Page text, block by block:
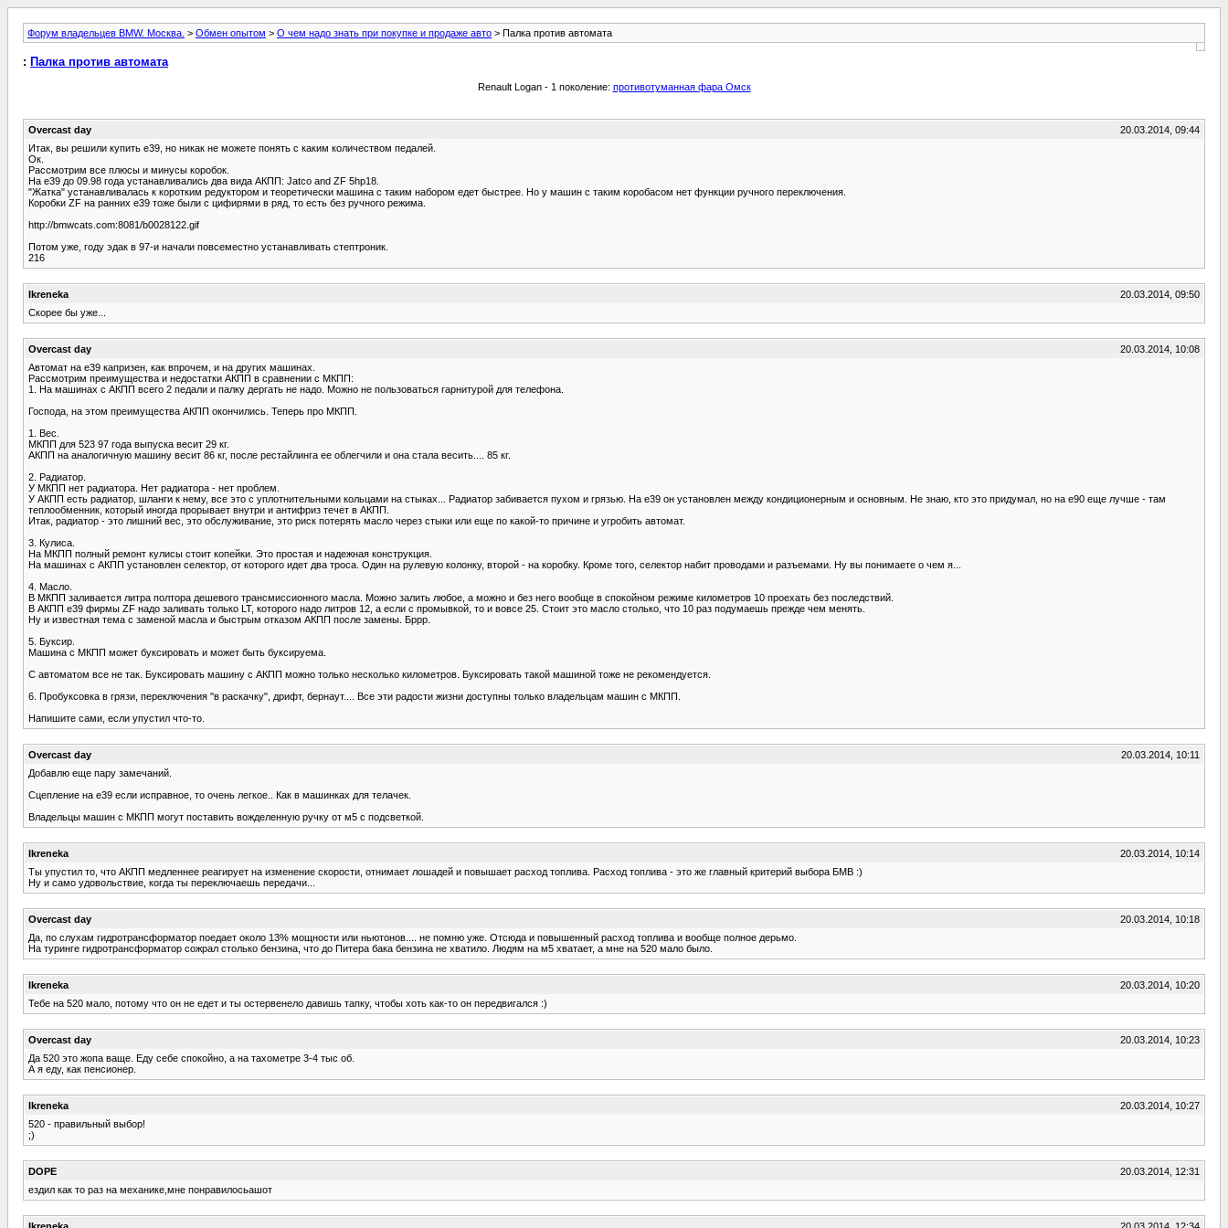
Форум владельцев BMW. Москва. > Обмен опытом > О чем надо знать при покупке и продаже авто > Палка против автомата
: Палка против автомата
Renault Logan - 1 поколение: противотуманная фара Омск
Overcast day
20.03.2014, 09:44
Итак, вы решили купить е39, но никак не можете понять с каким количеством педалей.
Ок.
Рассмотрим все плюсы и минусы коробок.
На е39 до 09.98 года устанавливались два вида АКПП: Jatco and ZF 5hp18.
"Жатка" устанавливалась к коротким редуктором и теоретически машина с таким набором едет быстрее. Но у машин с таким коробасом нет функции ручного переключения.
Коробки ZF на ранних е39 тоже были с цифирями в ряд, то есть без ручного режима.
http://bmwcats.com:8081/b0028122.gif
Потом уже, году эдак в 97-и начали повсеместно устанавливать стептроник.
216
Ikreneka
20.03.2014, 09:50
Скорее бы уже...
Overcast day
20.03.2014, 10:08
Автомат на е39 капризен, как впрочем, и на других машинах.
Рассмотрим преимущества и недостатки АКПП в сравнении с МКПП:
1. На машинах с АКПП всего 2 педали и палку дергать не надо. Можно не пользоваться гарнитурой для телефона.
Господа, на этом преимущества АКПП окончились. Теперь про МКПП.
1. Вес.
МКПП для 523 97 года выпуска весит 29 кг.
АКПП на аналогичную машину весит 86 кг, после рестайлинга ее облегчили и она стала весить.... 85 кг.
2. Радиатор.
У МКПП нет радиатора. Нет радиатора - нет проблем.
У АКПП есть радиатор, шланги к нему, все это с уплотнительными кольцами на стыках... Радиатор забивается пухом и грязью. На е39 он установлен между кондиционерным и основным. Не знаю, кто это придумал, но на е90 еще лучше - там
теплообменник, который иногда прорывает внутри и антифриз течет в АКПП.
Итак, радиатор - это лишний вес, это обслуживание, это риск потерять масло через стыки или еще по какой-то причине и угробить автомат.
3. Кулиса.
На МКПП полный ремонт кулисы стоит копейки. Это простая и надежная конструкция.
На машинах с АКПП установлен селектор, от которого идет два троса. Один на рулевую колонку, второй - на коробку. Кроме того, селектор набит проводами и разъемами. Ну вы понимаете о чем я...
4. Масло.
В МКПП заливается литра полтора дешевого трансмиссионного масла. Можно залить любое, а можно и без него вообще в спокойном режиме километров 10 проехать без последствий.
В АКПП е39 фирмы ZF надо заливать только LT, которого надо литров 12, а если с промывкой, то и вовсе 25. Стоит это масло столько, что 10 раз подумаешь прежде чем менять.
Ну и известная тема с заменой масла и быстрым отказом АКПП после замены. Бррр.
5. Буксир.
Машина с МКПП может буксировать и может быть буксируема.
С автоматом все не так. Буксировать машину с АКПП можно только несколько километров. Буксировать такой машиной тоже не рекомендуется.
6. Пробуксовка в грязи, переключения "в раскачку", дрифт, бернаут.... Все эти радости жизни доступны только владельцам машин с МКПП.
Напишите сами, если упустил что-то.
Overcast day
20.03.2014, 10:11
Добавлю еще пару замечаний.
Сцепление на е39 если исправное, то очень легкое.. Как в машинках для телачек.
Владельцы машин с МКПП могут поставить вожделенную ручку от м5 с подсветкой.
Ikreneka
20.03.2014, 10:14
Ты упустил то, что АКПП медленнее реагирует на изменение скорости, отнимает лошадей и повышает расход топлива. Расход топлива - это же главный критерий выбора БМВ :)
Ну и само удовольствие, когда ты переключаешь передачи...
Overcast day
20.03.2014, 10:18
Да, по слухам гидротрансформатор поедает около 13% мощности или ньютонов.... не помню уже. Отсюда и повышенный расход топлива и вообще полное дерьмо.
На туринге гидротрансформатор сожрал столько бензина, что до Питера бака бензина не хватило. Людям на м5 хватает, а мне на 520 мало было.
Ikreneka
20.03.2014, 10:20
Тебе на 520 мало, потому что он не едет и ты остервенело давишь тапку, чтобы хоть как-то он передвигался :)
Overcast day
20.03.2014, 10:23
Да 520 это жопа ваще. Еду себе спокойно, а на тахометре 3-4 тыс об.
А я еду, как пенсионер.
Ikreneka
20.03.2014, 10:27
520 - правильный выбор!
;)
DOPE
20.03.2014, 12:31
ездил как то раз на механике,мне понравилосьашот